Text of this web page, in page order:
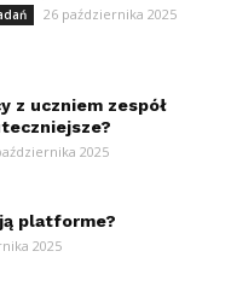
26 października 2025
z uczniem zespół
2025
platforme?
2025